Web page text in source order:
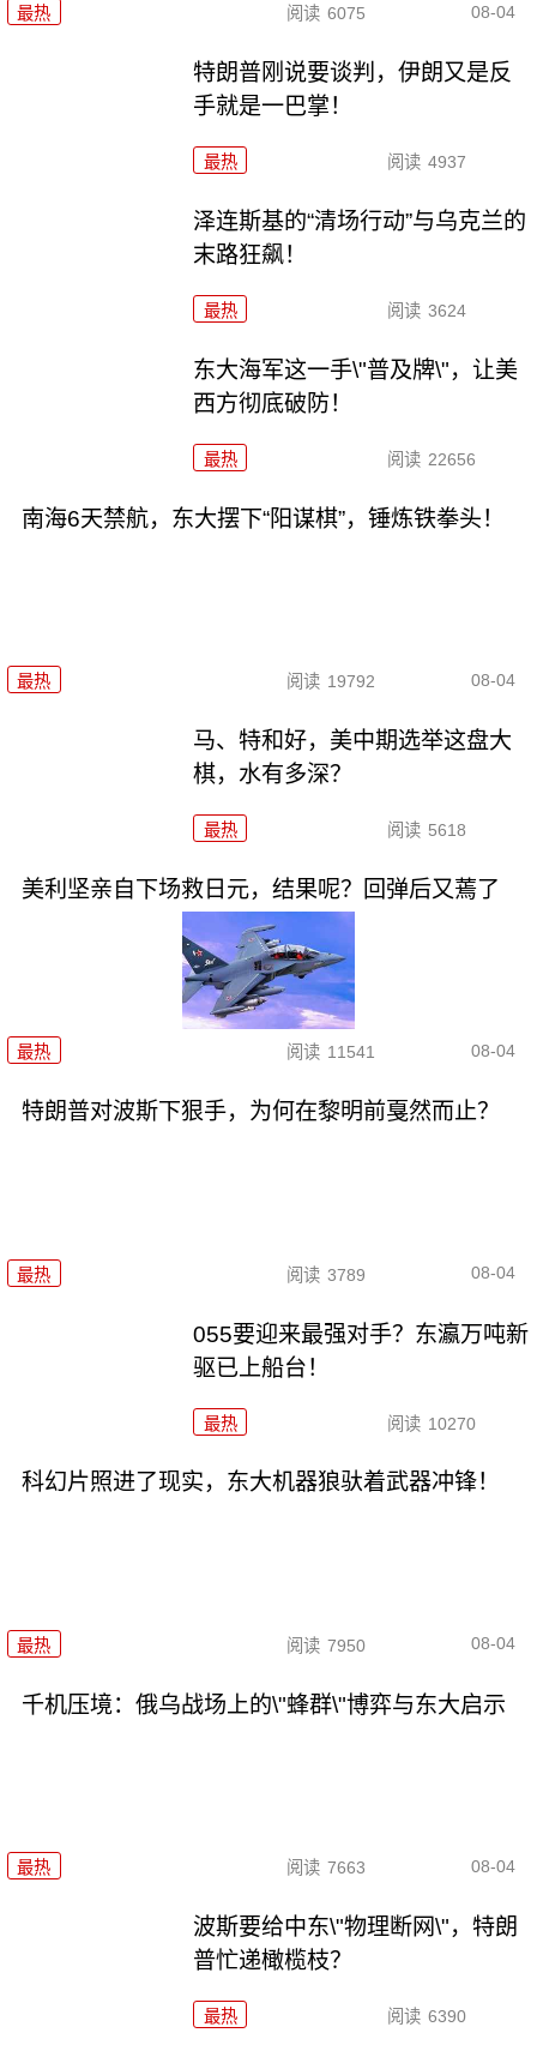
最热 阅读 6075 08-04
特朗普刚说要谈判，伊朗又是反
手就是一巴掌！
最热 阅读 4937
泽连斯基的“清场行动”与乌克兰的
末路狂飙！
最热 阅读 3624
东大海军这一手\"普及牌\"，让美
西方彻底破防！
最热 阅读 22656
南海6天禁航，东大摆下“阳谋棋”，锤炼铁拳头！
最热 阅读 19792 08-04
马、特和好，美中期选举这盘大
棋，水有多深？
最热 阅读 5618
美利坚亲自下场救日元，结果呢？回弹后又蔫了
最热 阅读 11541 08-04
特朗普对波斯下狠手，为何在黎明前戛然而止？
最热 阅读 3789 08-04
055要迎来最强对手？东瀛万吨新
驱已上船台！
最热 阅读 10270
科幻片照进了现实，东大机器狼驮着武器冲锋！
最热 阅读 7950 08-04
千机压境：俄乌战场上的\"蜂群\"博弈与东大启示
最热 阅读 7663 08-04
波斯要给中东\"物理断网\"，特朗
普忙递橄榄枝？
最热 阅读 6390